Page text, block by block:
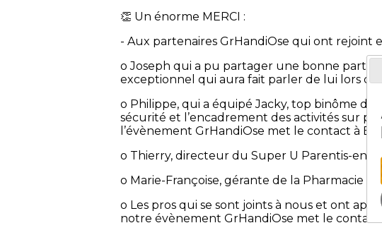
👏 Un énorme MERCI :
- Aux partenaires GrHandiOse qui ont rejoint
o Joseph qui a pu partager une bonne partie
exceptionnel qui aura fait parler de lui lors
o Philippe, qui a équipé Jacky, top binôme
sécurité et l’encadrement des activités sur
l’évènement GrHandiOse met le contact à
o Thierry, directeur du Super U Parentis-en-
o Marie-Françoise, gérante de la Pharmacie
o Les pros qui se sont joints à nous et ont
notre évènement GrHandiOse met le contact